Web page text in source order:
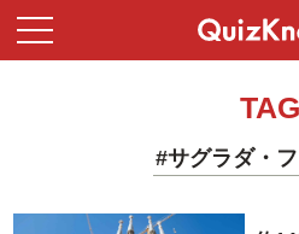
TAG
#サグラダ・